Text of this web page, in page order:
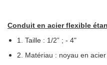
Conduit en acier flexible
1. Taille : 1/2” ; - 4"
2. Matériau : noyau en